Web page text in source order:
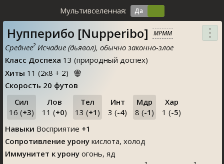
Мультивселенная:
Нупперибо [Nupperibo] MPMM
Среднее?Исчадие (дьявол), обычно законно-злое
Класс Доспеха 13 (природный доспех)
Хиты 11 (2к8 + 2)
Скорость 20 футов
Сил
16 (+3)
Лов
11 (+0)
Тел
13 (+1 )
Инт
3 (-4)
Мдр
8 (-1 )
Хар
1 (-5)
Навыки Восприятие +1
Сопротивление урону кислота, холод
Иммунитет к урону огонь, яд